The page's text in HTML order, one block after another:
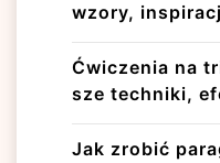
wzory,
Ćwiczenia na
sze techniki,
Jak zrobić